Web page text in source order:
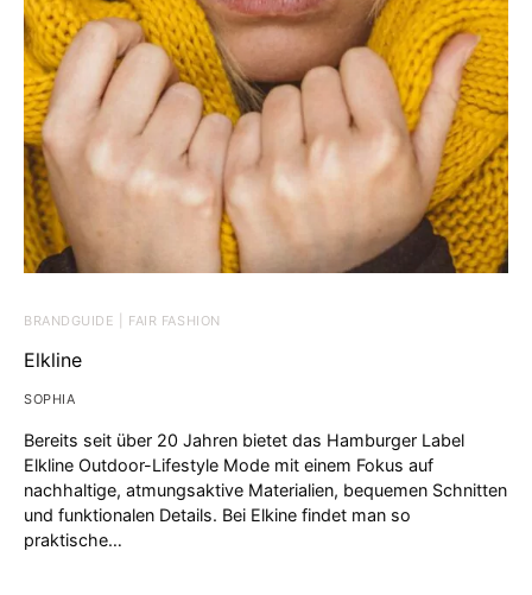
BRANDGUIDE | FAIR FASHION
Elkline
SOPHIA
Bereits seit über 20 Jahren bietet das Hamburger Label
Elkline Outdoor-Lifestyle Mode mit einem Fokus auf
nachhaltige, atmungsaktive Materialien, bequemen Schnitten
und funktionalen Details. Bei Elkine findet man so
praktische…